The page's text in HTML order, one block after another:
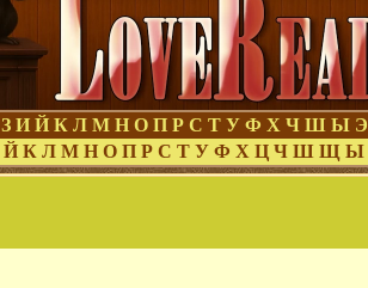
З И Й К Л М Н О П Р С Т У Ф Х Ч Ш Ы Э
Й К Л М Н О П Р С Т У Ф Х Ц Ч Ш Щ Ы